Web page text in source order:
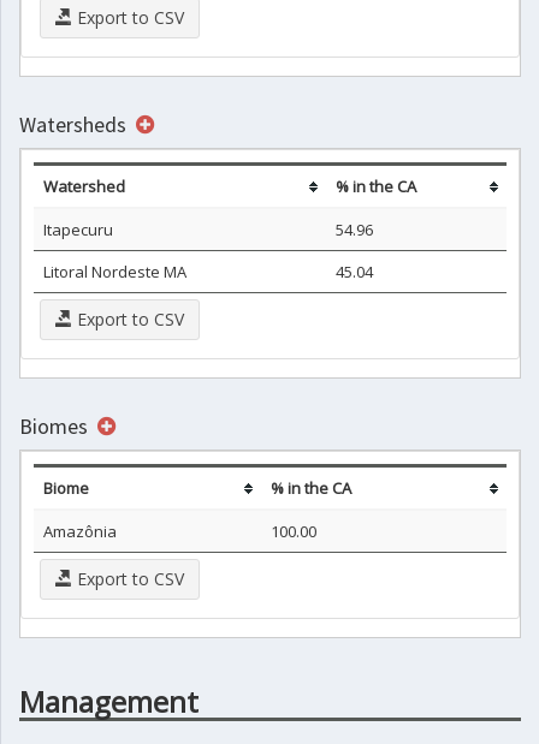
Export to CSV
Watersheds
Watershed
% in the CA
Itapecuru
54.96
Litoral Nordeste MA
45.04
Export to CSV
Biomes
Biome
% in the CA
Amazônia
100.00
Export to CSV
Management